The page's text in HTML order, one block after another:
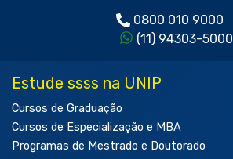
0800 010 9000
(11) 94303-5000
Estude ssss na UNIP
Cursos de Graduação
Cursos de Especialização e MBA
Programas de Mestrado e Doutorado